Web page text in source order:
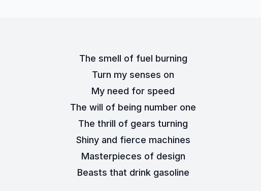
The smell of fuel burning
Turn my senses on
My need for speed
The will of being number one
The thrill of gears turning
Shiny and fierce machines
Masterpieces of design
Beasts that drink gasoline